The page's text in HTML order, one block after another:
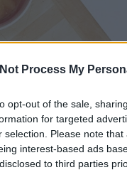
Process My
opt-out of the sale,
for targeted
selection. Please note
interest-based ads
to third parties